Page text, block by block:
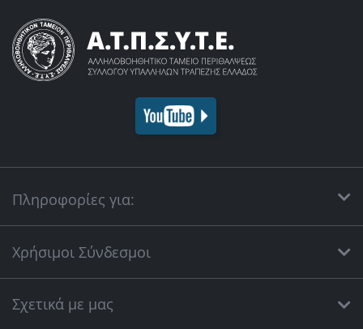
Πληροφορίες για:
Χρήσιμοι Σύνδεσμοι
Σχετικά με μας